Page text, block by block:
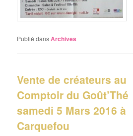
Publié dansArchives
Vente de créateurs au
Comptoir du Goût’Thé
samedi 5 Mars 2016 à
Carquefou